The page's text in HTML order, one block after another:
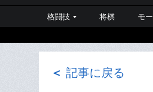
格闘技 将棋 モ
＜ 記事に戻る